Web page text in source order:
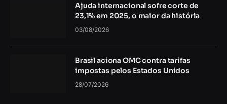
Ajuda internacional sofre corte de
23,1% em 2025, o maior da história
03/08/2026
Brasil aciona OMC contra tarifas
impostas pelos Estados Unidos
28/07/2026